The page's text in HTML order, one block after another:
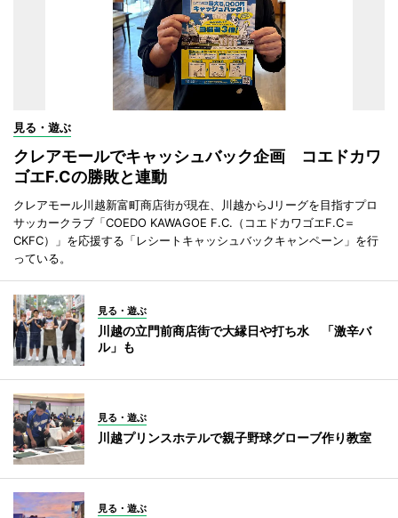
見る・遊ぶ
クレアモールでキャッシュバック企画 コエドカワ
ゴエF.Cの勝敗と連動
クレアモール川越新富町商店街が現在、川越からJリーグを目指すプロ
サッカークラブ「COEDO KAWAGOE F.C.（コエドカワゴエF.C＝
CKFC）」を応援する「レシートキャッシュバックキャンペーン」を行
っている。
見る・遊ぶ
川越の立門前商店街で大縁日や打ち水 「激辛バ
ル」も
見る・遊ぶ
川越プリンスホテルで親子野球グローブ作り教室
見る・遊ぶ